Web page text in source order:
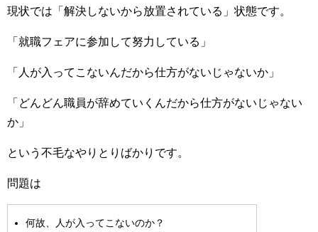
現状では「解決しないから放置されている」状態です。
「就職フェアに参加して努力している」
「人が入ってこないんだから仕方がないじゃないか」
「どんどん職員が辞めていくんだから仕方がないじゃない
か」
という不毛なやりとりばかりです。
問題は
何故、人が入ってこないのか？